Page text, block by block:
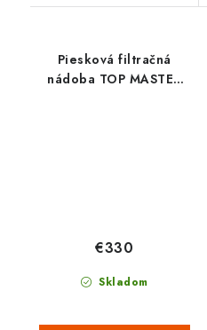
Piesková filtračná
nádoba TOP MASTER
Skladom
€330